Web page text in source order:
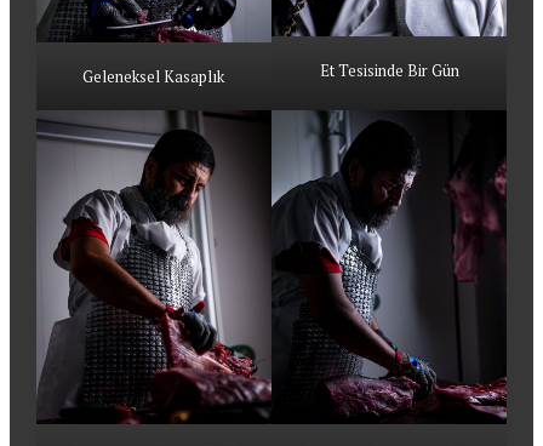
Geleneksel Kasaplık Et Tesisinde Bir Gün